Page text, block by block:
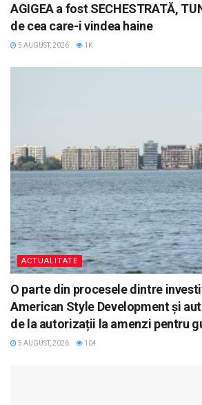
AGIGEA a fost SECHESTRATĂ,
de cea care-i vindea haine
5 AUGUST, 2026 1K
ACTUALITATE
O parte din procesele dintre
American Style Development și
de la autorizații la amenzi pentru
5 AUGUST, 2026 104